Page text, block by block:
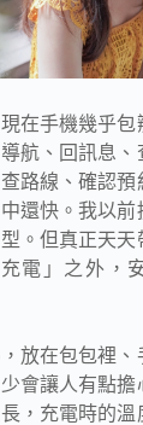
在手機幾乎包
航、回訊息、
路線、確認預
還快。我以前
。但真正天天
電」之外，
放在包包裡、
會讓人有點擔
，充電時的溫